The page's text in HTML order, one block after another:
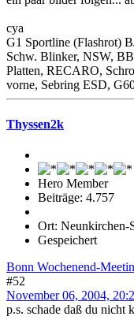
cya
G1 Sportline (Flashrot)
Schw. Blinker, NSW,
Platten, RECARO,
vorne, Sebring ESD,
Thyssen2k
Hero Member
Beiträge: 4.757
Ort: Neunkirchen-
Gespeichert
Bonn Wochenend-
#52
November 06, 2004,
p.s. schade daß du nicht